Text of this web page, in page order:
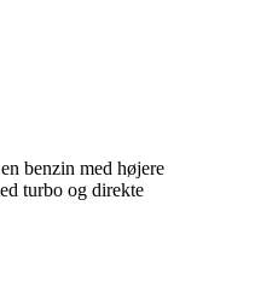
benzin med højere
turbo og direkte